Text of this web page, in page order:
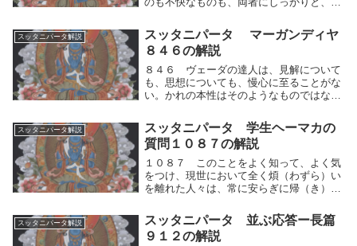
支配されるな。人は、人間的思考の運動
（快⇔不快）によって、快が掴めない時、
あるいは不快を...
スッタニパータ解説
スッタニパータ マーガンディヤ
８４６の解説
８４６ ヴェーダの達人は、見解について
も、思想についても、慢心に至ることがな
い。かれの本性はそのようなものではない
導かれないし、また伝統的な学問によって
も導かれない。かれは執着の巣窟に導きい
れられること...
スッタニパータ解説
スッタニパータ 学生ヘーマカの
質問１０８７の解説
１０８７ このことをよく知って、よく気
をつけ、現世において全く煩（わずら）い
を離れた人々は、常に安らぎに帰（き）し
ある」と。中道を守ることをよく知って、
自らの人間的思考の運動（快⇔不快）によ
く気をつけ、...
スッタニパータ解説
スッタニパータ 並ぶ応答ー長篇
９１２の解説